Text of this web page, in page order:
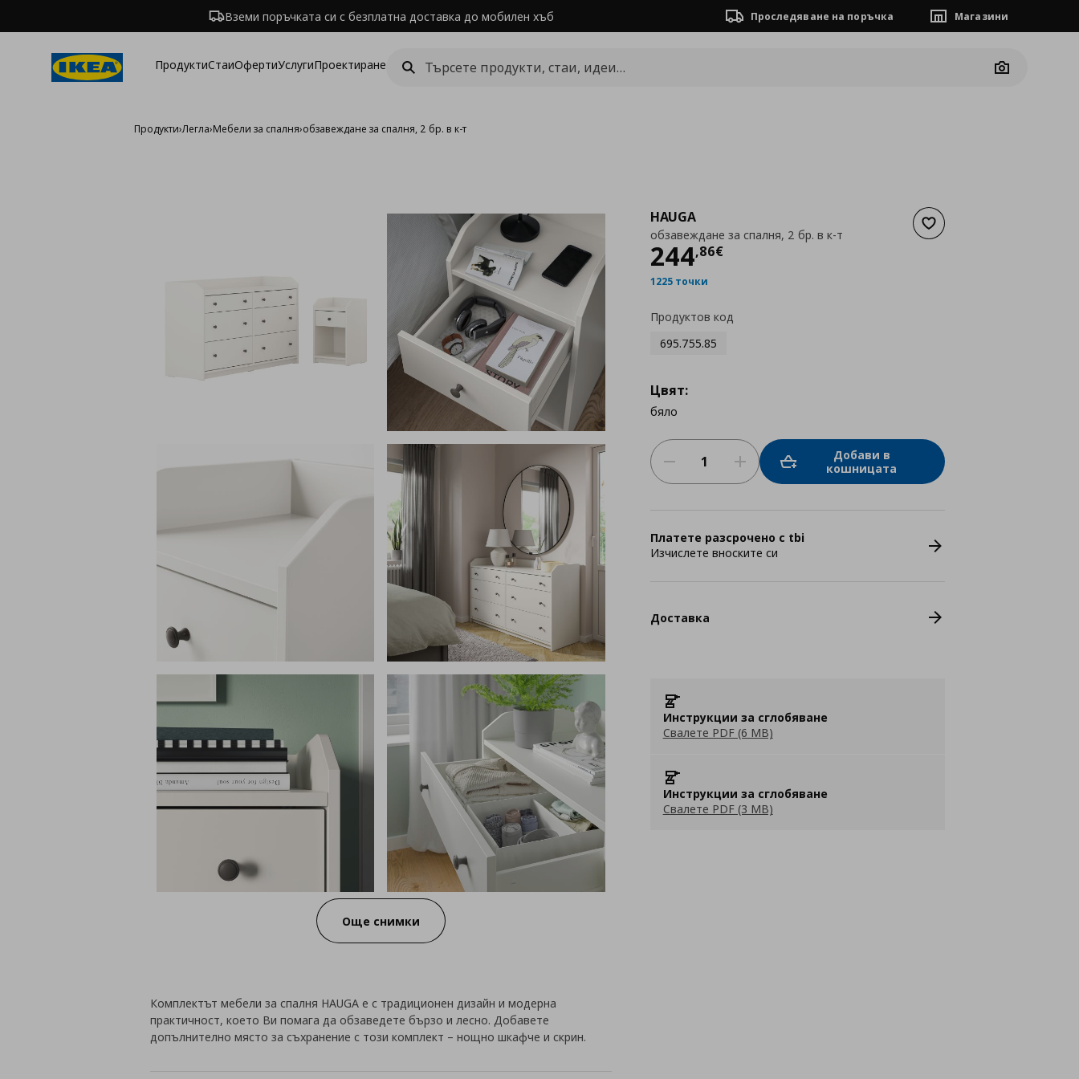
Вземи поръчката си с безплатна доставка до мобилен хъб Проследяване на поръчка Магазини
ПродуктиСтаиОфертиУслугиПроектиране
Camera
Продукти›Легла›Мебели за спалня›обзавеждане за спалня, 2 бр. в к-т
Още снимки
Добави към списъка с
HAUGA
обзавеждане за спалня, 2 бр. в к-т
244,86€
Цена244,86 €
1225 точки
Продуктов код
695.755.85
Цвят:
бяло
Добави в
кошницата
Платете разсрочено с tbi
Изчислете вноските си
Доставка
Инструкции за сглобяване
Свалете PDF (6 MB)
Инструкции за сглобяване
Свалете PDF (3 MB)
Комплектът мебели за спалня HAUGA е с традиционен дизайн и модерна
практичност, което Ви помага да обзаведете бързо и лесно. Добавете
допълнително място за съхранение с този комплект – нощно шкафче и скрин.